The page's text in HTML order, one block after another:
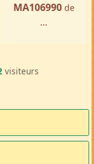
MA106990 de
...
visiteurs